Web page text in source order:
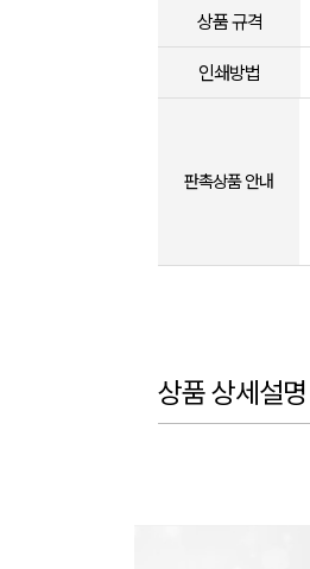
상품 규격
인쇄방법
판촉상품 안내
상품 상세설명